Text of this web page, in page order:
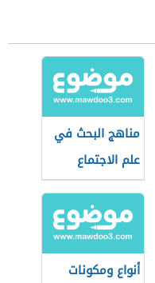
مناهج البحث في
علم الاجتماع
أنواع ومكونات